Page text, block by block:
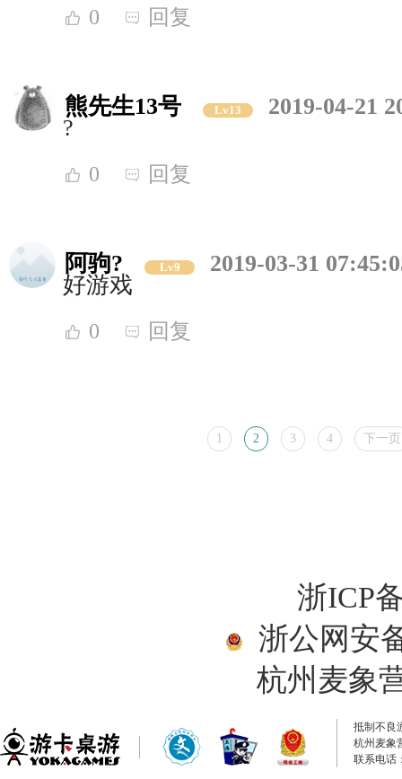
0 回复
熊先生13号 Lv13
2019-04-21
?
0 回复
阿驹? Lv9
2019-03-31
好游戏
0 回复
1 2 3 4 下一页
浙ICP
浙公网安
杭州麦象
抵制不良
杭州麦象
联系电话